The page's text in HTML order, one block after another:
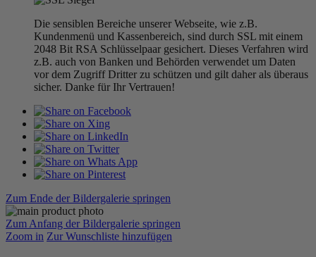
Die sensiblen Bereiche unserer Webseite, wie z.B.
Kundenmenü und Kassenbereich, sind durch SSL mit einem
2048 Bit RSA Schlüsselpaar gesichert. Dieses Verfahren wird
z.B. auch von Banken und Behörden verwendet um Daten
vor dem Zugriff Dritter zu schützen und gilt daher als überaus
sicher. Danke für Ihr Vertrauen!
Zum Ende der Bildergalerie springen
Zum Anfang der Bildergalerie springen
Zoom in Zur Wunschliste hinzufügen